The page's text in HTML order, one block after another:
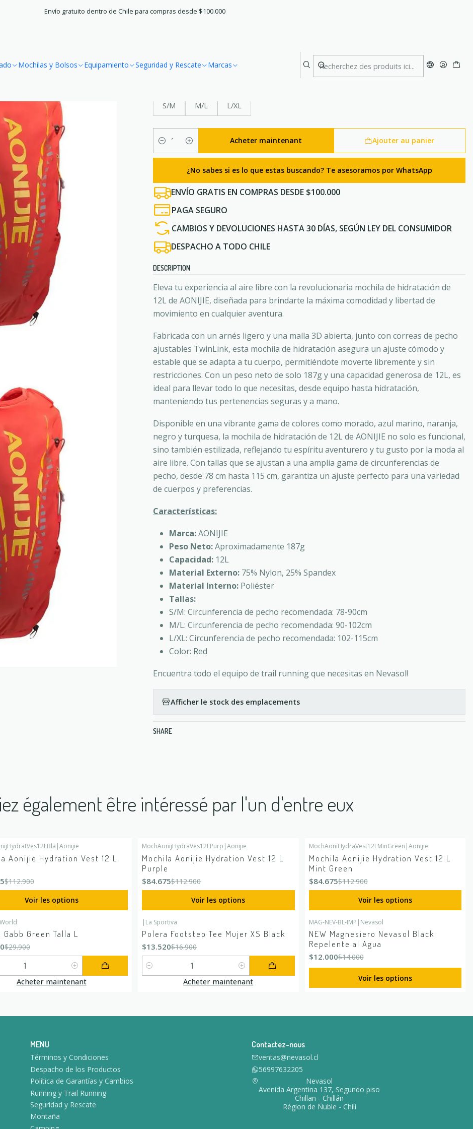
Mochilas y Bolsos Equipamiento Seguridad y Rescate Marcas
Envío gratuito dentro de Chile para compras desde $100.000
Mochilas y Bolsos Bananos y Riñoneras Mochila Aonijie Hydration Vest 12 L Red
Mochila Aonijie Hydration Vest 12 L Red
S/M
M/L L/XL
Quantité
Ajouter au panier
Acheter maintenant
¿No sabes si es lo que estas buscando? Te asesoramos por WhatsApp
ENVÍO GRATIS EN COMPRAS DESDE $100.000
PAGA SEGURO
CAMBIOS Y DEVOLUCIONES HASTA 30 DÍAS, SEGÚN LEY DEL CONSUMIDOR
DESPACHO A TODO CHILE
DESCRIPTION
Eleva tu experiencia al aire libre con la revolucionaria mochila de hidratación de
12L de AONIJIE, diseñada para brindarte la máxima comodidad y libertad de
movimiento en cualquier aventura.
Fabricada con un arnés ligero y una malla 3D abierta, junto con correas de pecho
ajustables TwinLink, esta mochila de hidratación asegura un ajuste cómodo y
estable que se adapta a tu cuerpo, permitiéndote moverte libremente y sin
restricciones. Con un peso neto de solo 187g y una capacidad generosa de 12L, es
ideal para llevar todo lo que necesitas, desde equipo hasta hidratación,
manteniendo tus pertenencias seguras y a mano.
Disponible en una vibrante gama de colores como morado, azul marino, naranja,
negro y turquesa, la mochila de hidratación de 12L de AONIJIE no solo es funcional,
sino también estilizada, reflejando tu espíritu aventurero y tu gusto por la moda al
aire libre. Con tallas que se ajustan a una amplia gama de circunferencias de
pecho, desde 78 cm hasta 115 cm, garantiza un ajuste perfecto para una variedad
de cuerpos y preferencias.
Características:
Marca:AONIJIE
Peso Neto:Aproximadamente 187g
Capacidad: 12L
Material Externo: 75% Nylon, 25% Spandex
Material Interno: Poliéster
Tallas:
S/M: Circunferencia de pecho recomendada: 78-90cm
M/L: Circunferencia de pecho recomendada: 90-102cm
L/XL: Circunferencia de pecho recomendada: 102-115cm
Color: Red
Encuentra todo el equipo de trail running que necesitas en Nevasol!
Afficher le stock des emplacements
SHARE
également être intéressé par l'un d'entre eux
|Aonijie
Aonijie Hydration Vest 12 L
$112.900
Voir les options
DÉSACTIVÉ
MochAonijHydraVes12LPurp |Aonijie
Mochila Aonijie Hydration Vest 12 L
Purple
$84.675$112.900
Voir les options
DÉSACTIVÉ
MochAoniHydraVest12LMinGreen |Aonijie
Mochila Aonijie Hydration Vest 12 L
Mint Green
$84.675$112.900
Voir les options
Gabb Green Talla L
$29.900
Acheter maintenant
-20%DÉSACTIVÉ
| La Sportiva
Polera Footstep Tee Mujer XS Black
$13.520$16.900
Quantité
Acheter maintenant
-14%DÉSACTIVÉ
MAG-NEV-BL-IMP | Nevasol
NEW Magnesiero Nevasol Black
Repelente al Agua
$12.000$14.000
Voir les options
MENU
Términos y Condiciones
Despacho de los Productos
Política de Garantías y Cambios
Running y Trail Running
Seguridad y Rescate
Montaña
Contactez-nous
ventas@nevasol.cl
56997632205
Nevasol
Avenida Argentina 137, Segundo piso
Chillan - Chillán
Région de Ñuble - Chili